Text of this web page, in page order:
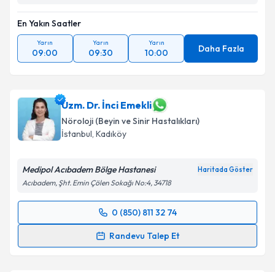
kapsamda işlenmesini kabul ediyorum.
Takvim Talebini Gönder
En Yakın Saatler
Yarın
09:00
Yarın
09:30
Yarın
10:00 Daha Fazla
Uzm. Dr. İnci Emekli
Nöroloji (Beyin ve Sinir Hastalıkları)
İstanbul, Kadıköy
Medipol Acıbadem Bölge Hastanesi Haritada Göster
Acıbadem, Şht. Emin Çölen Sokağı No:4, 34718
0 (850) 811 32 74
Randevu Talep Et
Randevu Takvimi Talebi